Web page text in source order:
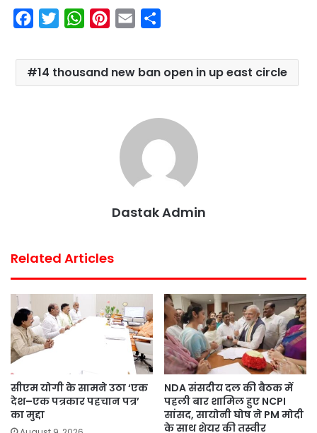
c
e
i
t
W
a
t
n
t
a
a
r
14 thousand new ban open in up east circle
Dastak Admin
Related Articles
सीएम योगी के सामने उठा ‘एक
देश–एक पत्रकार पहचान पत्र’
का मुद्दा
NDA संसदीय दल की बैठक में
पहली बार शामिल हुए NCPI
सांसद, सायोनी घोष ने PM मोदी
के साथ शेयर की तस्वीर